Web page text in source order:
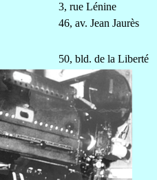
3, rue Lénine
46, av. Jean Jaurès
50, bld. de la Liberté